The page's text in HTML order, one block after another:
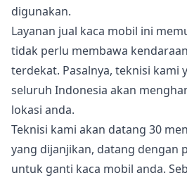
digunakan.
Layanan jual kaca mobil ini
tidak perlu membawa
terdekat. Pasalnya, teknisi kami
seluruh Indonesia akan
lokasi anda.
Teknisi kami akan datang 30
yang dijanjikan, datang dengan
untuk ganti kaca mobil anda.